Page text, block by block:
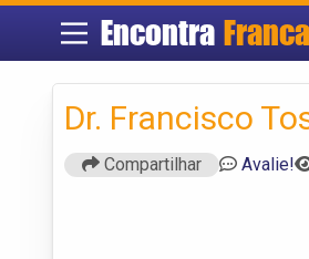
Encontra Franca
Dr. Francisco
Compartilhar Avalie!